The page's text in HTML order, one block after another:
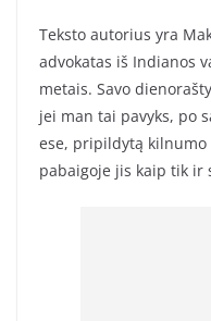
Teksto autorius yra
advokatas iš Indianos
metais. Savo
jei man tai pavyks, po
ese, pripildytą kilnumo
pabaigoje jis kaip tik ir